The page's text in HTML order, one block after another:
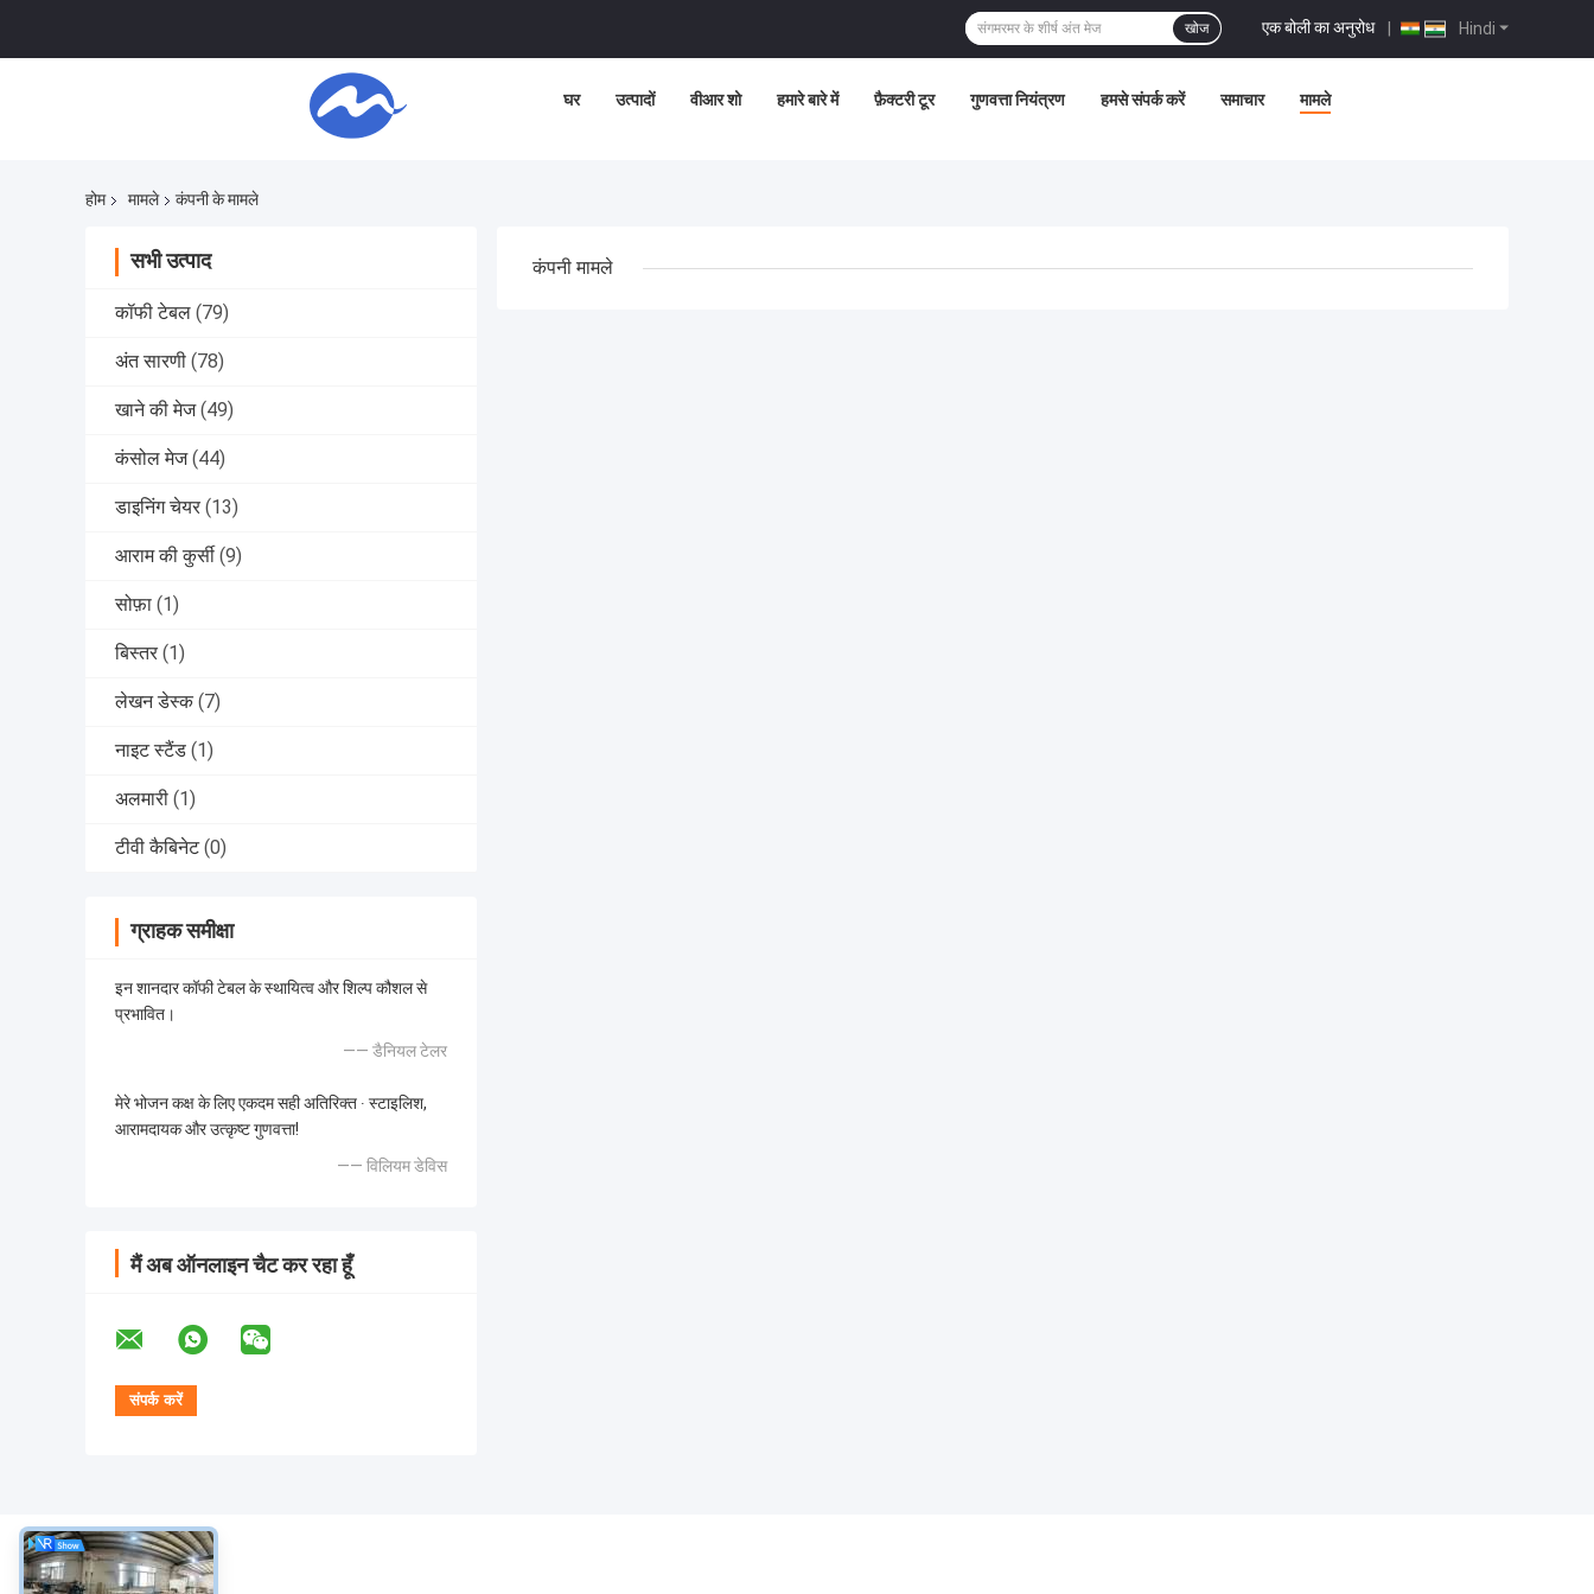
Hindi
एक बोली का अनुरोध |
खोज
घर उत्पादों वीआर शो हमारे बारे में फ़ैक्टरी टूर गुणवत्ता नियंत्रण हमसे संपर्क करें समाचार मामले
होम मामले कंपनी के मामले
सभी उत्पाद
कॉफी टेबल (79)
अंत सारणी (78)
खाने की मेज (49)
कंसोल मेज (44)
डाइनिंग चेयर (13)
आराम की कुर्सी (9)
सोफ़ा (1)
बिस्तर (1)
लेखन डेस्क (7)
नाइट स्टैंड (1)
अलमारी (1)
टीवी कैबिनेट (0)
ग्राहक समीक्षा
इन शानदार कॉफी टेबल के स्थायित्व और शिल्प कौशल से
प्रभावित।
—— डैनियल टेलर
मेरे भोजन कक्ष के लिए एकदम सही अतिरिक्त ∙ स्टाइलिश,
आरामदायक और उत्कृष्ट गुणवत्ता!
—— विलियम डेविस
मैं अब ऑनलाइन चैट कर रहा हूँ
कंपनी मामले